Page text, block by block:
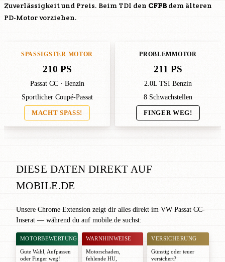
Zuverlässigkeit und Preis. Beim TDI den CFFBdem älteren
PD-Motor vorziehen.
SPASSIGSTER MOTOR
210 PS
Passat CC · Benzin
Sportlicher Coupé-Passat
MACHT SPASS!
PROBLEMMOTOR
211 PS
2.0L TSI Benzin
8 Schwachstellen
FINGER WEG!
DIESE DATEN DIREKT AUF
MOBILE.DE
Unsere Chrome Extension zeigt dir alles direkt im VW Passat CC-
Inserat — während du auf mobile.de suchst:
MOTORBEWERTUNG
Gute Wahl
Aufpassen
oder Finger weg!
WARNHINWEISE
Motorschaden,
fehlende HU,
VERSICHERUNG
Günstig oder teuer
versichert?